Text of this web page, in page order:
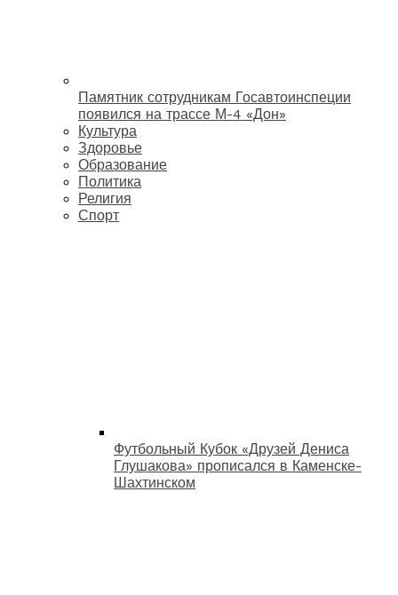
Памятник сотрудникам Госавтоинспеции
появился на трассе М-4 «Дон»
Культура
Здоровье
Образование
Политика
Религия
Спорт
Футбольный Кубок «Друзей Дениса
Глушакова» прописался в Каменске-
Шахтинском